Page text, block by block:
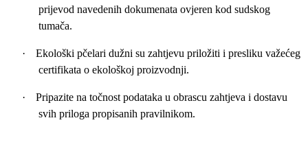
prijevod navedenih dokumenata ovjeren kod sudskog
tumača.
·
Ekološki pčelari dužni su zahtjevu priložiti i presliku važećeg
certifikata o ekološkoj proizvodnji.
·
Pripazite na točnost podataka u obrascu zahtjeva i dostavu
svih priloga propisanih pravilnikom.